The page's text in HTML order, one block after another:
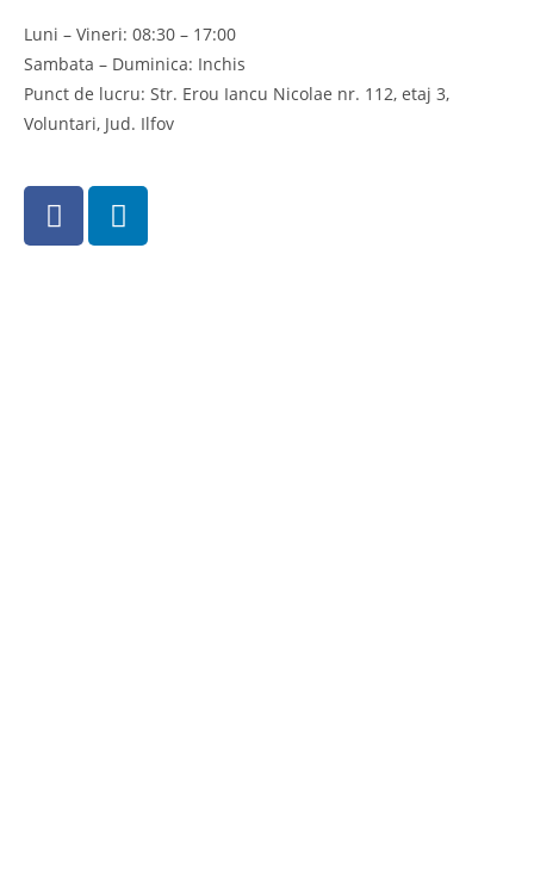
Luni – Vineri: 08:30 – 17:00
Sambata – Duminica: Inchis
Punct de lucru: Str. Erou Iancu Nicolae nr. 112, etaj 3,
Voluntari, Jud. Ilfov